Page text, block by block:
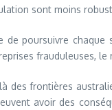
sont moins
de poursuivre
frontières
avoir des